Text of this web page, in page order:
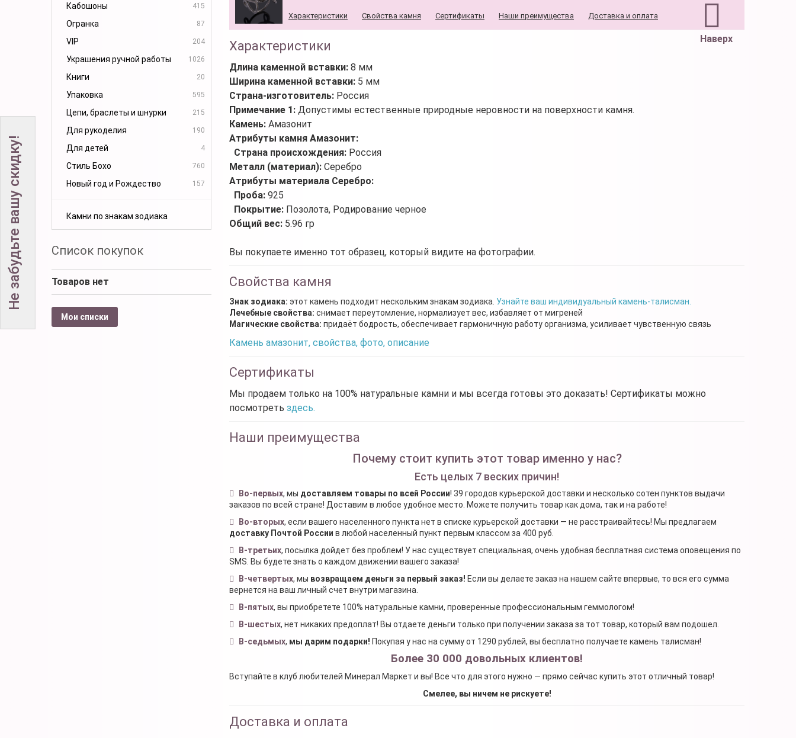
Кабошоны 415
Огранка 87
VIP 204
Украшения ручной работы 1026
Книги 20
Упаковка 595
Цепи, браслеты и шнурки 215
Для рукоделия 190
Для детей 4
Стиль Бохо 760
Новый год и Рождество 157
Камни по знакам зодиака
Список покупок
Товаров нет
Мои списки
Наверх
Характеристики Свойства камня Сертификаты Наши преимущества Доставка и оплата
Характеристики
Длина каменной вставки: 8 мм
Ширина каменной вставки: 5 мм
Страна-изготовитель: Россия
Примечание 1: Допустимы естественные природные неровности на поверхности камня.
Камень: Амазонит
Атрибуты камня Амазонит:
Страна происхождения: Россия
Металл (материал): Серебро
Атрибуты материала Серебро:
Проба: 925
Покрытие: Позолота, Родирование черное
Общий вес: 5.96 гр
Вы покупаете именно тот образец, который видите на фотографии.
Свойства камня
Знак зодиака: этот камень подходит нескольким знакам зодиака. Узнайте ваш индивидуальный камень-талисман.
Лечебные свойства: снимает переутомление, нормализует вес, избавляет от мигреней
Магические свойства: придаёт бодрость, обеспечивает гармоничную работу организма, усиливает чувственную связь
Камень амазонит, свойства, фото, описание
Сертификаты
Мы продаем только на 100% натуральные камни и мы всегда готовы это доказать! Сертификаты можно
посмотреть здесь.
Наши преимущества
Почему стоит купить этот товар именно у нас?
Есть целых 7 веских причин!
Во-первых, мы доставляем товары по всей России! 39 городов курьерской доставки и несколько сотен пунктов выдачи
заказов по всей стране! Доставим в любое удобное место. Можете получить товар как дома, так и на работе!
Во-вторых, если вашего населенного пункта нет в списке курьерской доставки — не расстраивайтесь! Мы предлагаем
доставку Почтой России в любой населенный пункт первым классом за 400 руб.
В-третьих, посылка дойдет без проблем! У нас существует специальная, очень удобная бесплатная система оповещения по
SMS. Вы будете знать о каждом движении вашего заказа!
В-четвертых, мы возвращаем деньги за первый заказ! Если вы делаете заказ на нашем сайте впервые, то вся его сумма
вернется на ваш личный счет внутри магазина.
В-пятых, вы приобретете 100% натуральные камни, проверенные профессиональным геммологом!
В-шестых, нет никаких предоплат! Вы отдаете деньги только при получении заказа за тот товар, который вам подошел.
В-седьмых, мы дарим подарки! Покупая у нас на сумму от 1290 рублей, вы бесплатно получаете камень талисман!
Более 30 000 довольных клиентов!
Вступайте в клуб любителей Минерал Маркет и вы! Все что для этого нужно — прямо сейчас купить этот отличный товар!
Смелее, вы ничем не рискуете!
Доставка и оплата
Не забудьте вашу скидку!